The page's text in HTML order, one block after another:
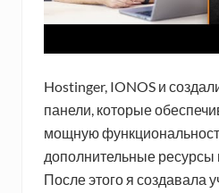
Hostinger, IONOS и
панели, которые
мощную
дополнительные
После этого я создавала